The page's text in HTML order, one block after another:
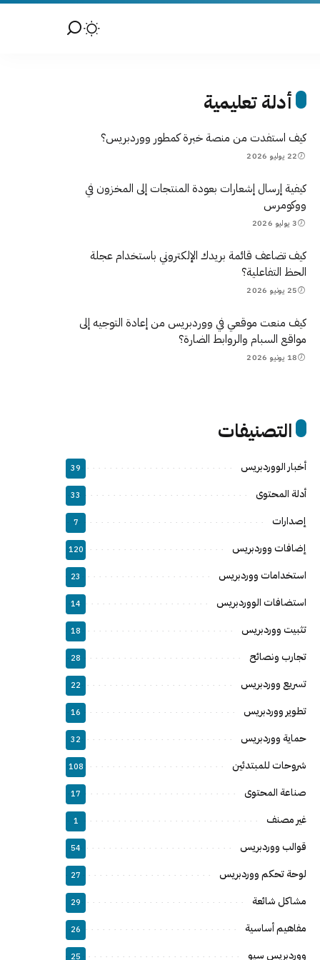
أدلة تعليمية
كيف استفدت من منصة خبرة كمطور ووردبريس؟
22 يوليو 2026
كيفية إرسال إشعارات بعودة المنتجات إلى المخزون في
ووكومرس
3 يوليو 2026
كيف تضاعف قائمة بريدك الإلكتروني باستخدام عجلة
الحظ التفاعلية؟
25 يونيو 2026
كيف منعت موقعي في ووردبريس من إعادة التوجيه إلى
مواقع السبام والروابط الضارة؟
18 يونيو 2026
التصنيفات
أخبار الووردبريس 39
أدلة المحتوى 33
إصدارات 7
إضافات ووردبريس 120
استخدامات ووردبريس 23
استضافات الووردبريس 14
تثبيت ووردبريس 18
تجارب ونصائح 28
تسريع ووردبريس 22
تطوير ووردبريس 16
حماية ووردبريس 32
شروحات للمبتدئين 108
صناعة المحتوى 17
غير مصنف 1
قوالب ووردبريس 54
لوحة تحكم ووردبريس 27
مشاكل شائعة 29
مفاهيم أساسية 26
ووردبريس سيو 25